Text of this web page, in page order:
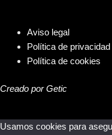
Aviso legal
Política de privacidad
Política de cookies
Creado por Getic
Usamos cookies para